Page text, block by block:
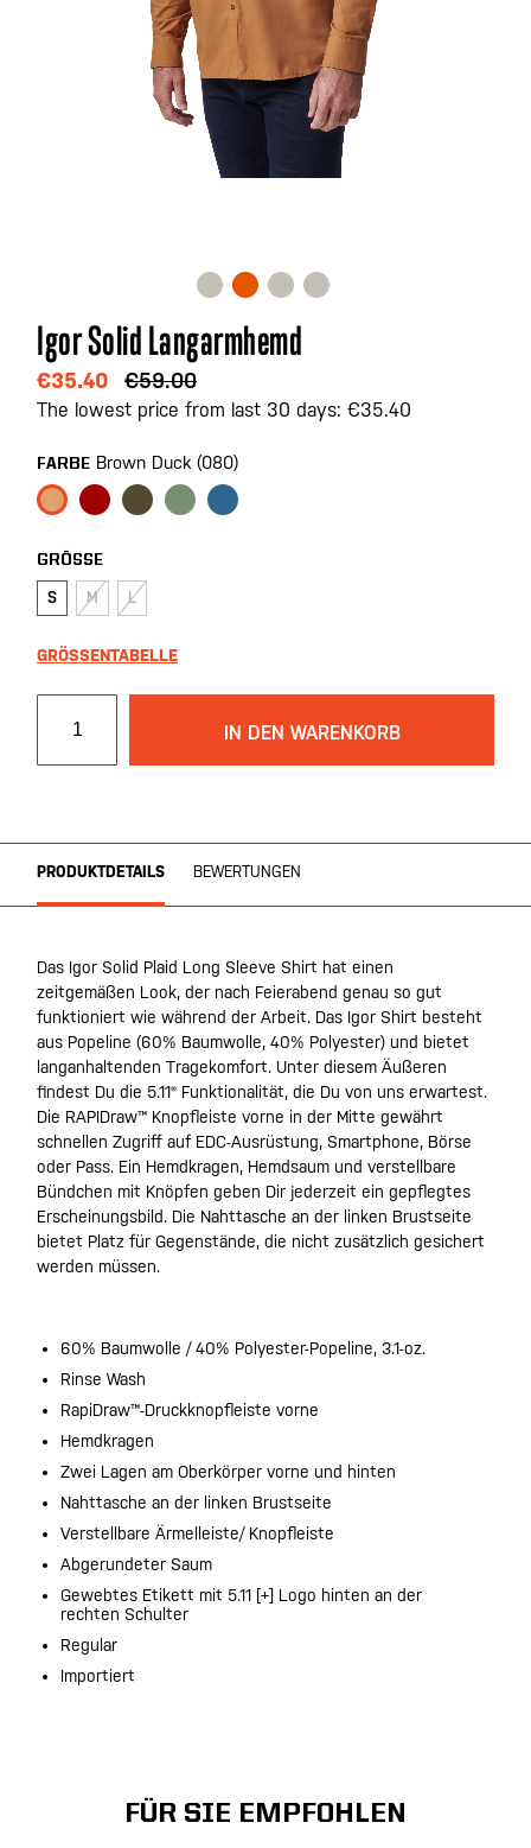
Zum
Anfang
der
Bildgalerie
Igor Solid Langarmhemd
€35.40 €59.00
The lowest price from last 30 days: €35.40
FARBE Brown Duck (080)
GRÖSSE
S M L
GRÖSSENTABELLE
IN DEN WARENKORB
PRODUKTDETAILS BEWERTUNGEN
Das Igor Solid Plaid Long Sleeve Shirt hat einen
zeitgemäßen Look, der nach Feierabend genau so gut
funktioniert wie während der Arbeit. Das Igor Shirt besteht
aus Popeline (60% Baumwolle, 40% Polyester) und bietet
langanhaltenden Tragekomfort. Unter diesem Äußeren
findest Du die 5.11® Funktionalität, die Du von uns erwartest.
Die RAPIDraw™ Knopfleiste vorne in der Mitte gewährt
schnellen Zugriff auf EDC-Ausrüstung, Smartphone, Börse
oder Pass. Ein Hemdkragen, Hemdsaum und verstellbare
Bündchen mit Knöpfen geben Dir jederzeit ein gepflegtes
Erscheinungsbild. Die Nahttasche an der linken Brustseite
bietet Platz für Gegenstände, die nicht zusätzlich gesichert
werden müssen.
60% Baumwolle / 40% Polyester-Popeline, 3.1-oz.
Rinse Wash
RapiDraw™-Druckknopfleiste vorne
Hemdkragen
Zwei Lagen am Oberkörper vorne und hinten
Nahttasche an der linken Brustseite
Verstellbare Ärmelleiste/ Knopfleiste
Abgerundeter Saum
Gewebtes Etikett mit 5.11 [+] Logo hinten an der
rechten Schulter
Regular
Importiert
FÜR SIE EMPFOHLEN